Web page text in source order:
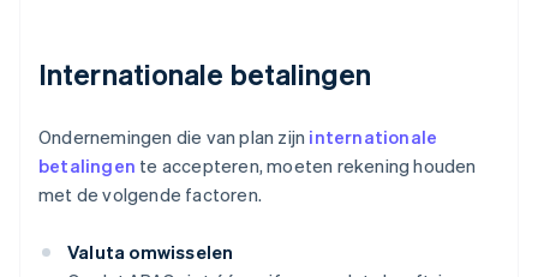
Internationale betalingen
Ondernemingen die van plan zijn internationale
betalingen te accepteren, moeten rekening houden
met de volgende factoren.
Valuta omwisselen